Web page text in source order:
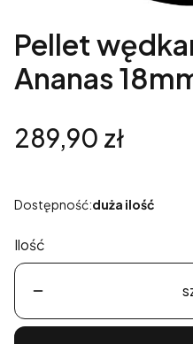
Pellet
Ananas
Cena
289,90 zł
Dostępność:duża ilość
Ilość